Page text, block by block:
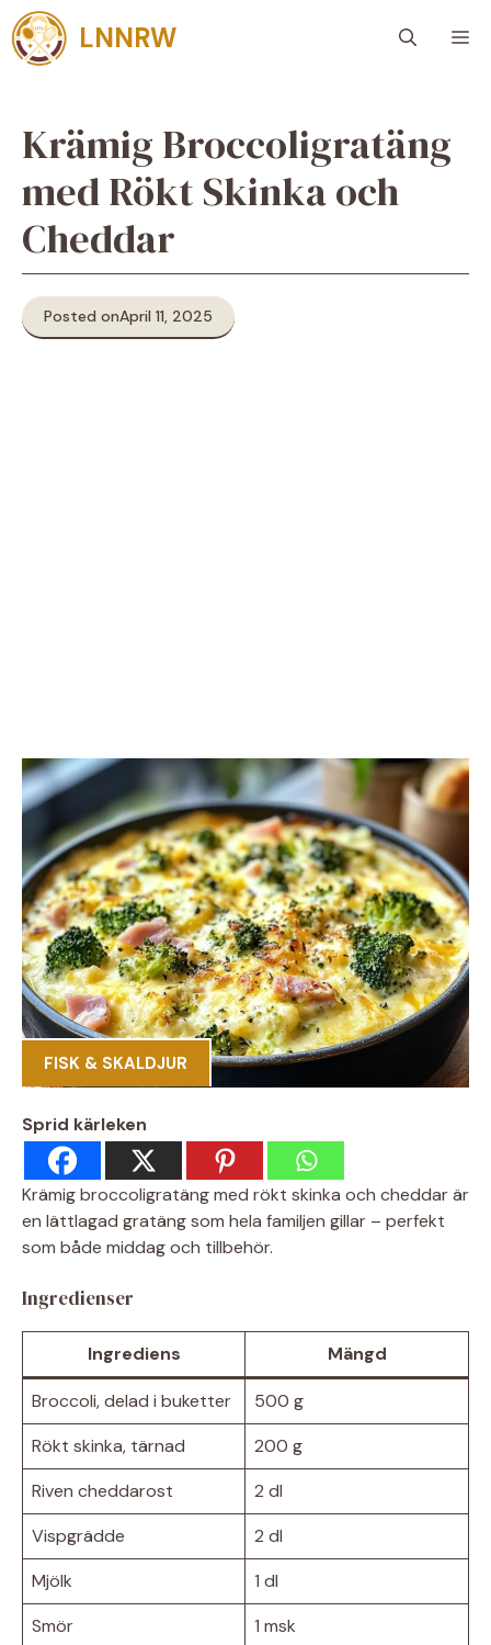
Skip
to
content
LNNRW
Krämig Broccoligratäng
med Rökt Skinka och
Cheddar
Posted onApril 11, 2025
FISK & SKALDJUR
Sprid kärleken
Krämig broccoligratäng med rökt skinka och cheddar är
en lättlagad gratäng som hela familjen gillar – perfekt
som både middag och tillbehör.
Ingredienser
Ingrediens Mängd
Broccoli, delad i buketter
500 g
Rökt skinka, tärnad
200 g
Riven cheddarost
2 dl
Vispgrädde
2 dl
Mjölk
1 dl
Smör
1 msk